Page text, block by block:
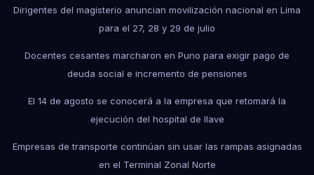
Dirigentes del magisterio anuncian movilización nacional en Lima
para el 27, 28 y 29 de julio
Docentes cesantes marcharon en Puno para exigir pago de
deuda social e incremento de pensiones
El 14 de agosto se conocerá a la empresa que retomará la
ejecución del hospital de Ilave
Empresas de transporte continúan sin usar las rampas asignadas
en el Terminal Zonal Norte